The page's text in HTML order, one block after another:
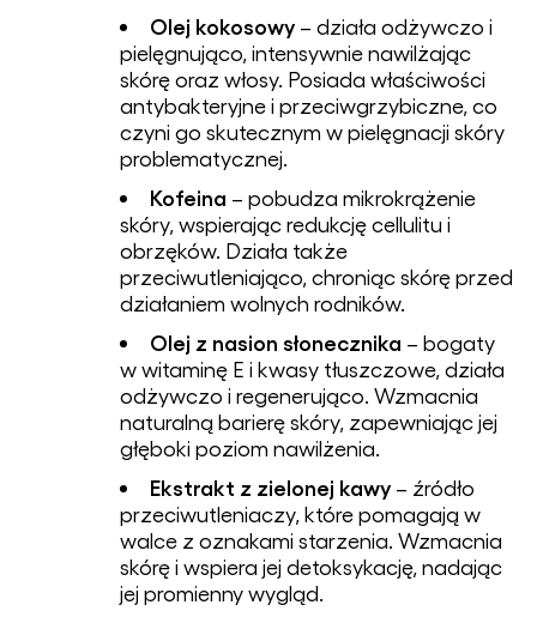
Olej kokosowy – działa odżywczo i
pielęgnująco, intensywnie nawilżając
skórę oraz włosy. Posiada właściwości
antybakteryjne i przeciwgrzybiczne, co
czyni go skutecznym w pielęgnacji skóry
problematycznej.
Kofeina – pobudza mikrokrążenie
skóry, wspierając redukcję cellulitu i
obrzęków. Działa także
przeciwutleniająco, chroniąc skórę przed
działaniem wolnych rodników.
Olej z nasion słonecznika – bogaty
w witaminę E i kwasy tłuszczowe, działa
odżywczo i regenerująco. Wzmacnia
naturalną barierę skóry, zapewniając jej
głęboki poziom nawilżenia.
Ekstrakt z zielonej kawy – źródło
przeciwutleniaczy, które pomagają w
walce z oznakami starzenia. Wzmacnia
skórę i wspiera jej detoksykację, nadając
jej promienny wygląd.